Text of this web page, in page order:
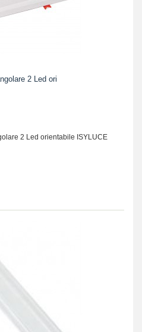
2 Led ori
2 Led orientabile ISYLUCE